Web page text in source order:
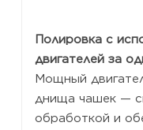
Полировка с
двигателей за
Мощный
днища чашек —
обработкой и